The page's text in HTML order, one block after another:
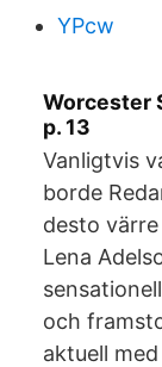
YPcw
Worcester
p. 13
Vanligtvis
borde
desto
Lena
och
aktuell